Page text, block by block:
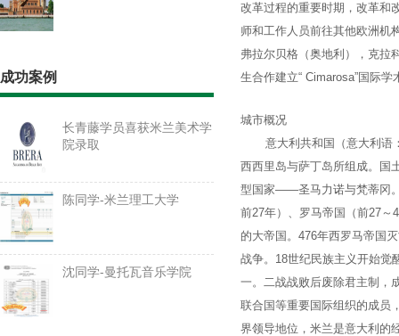
成功案例
长青藤学员喜获米兰美术学
院录取
陈同学-米兰理工大学
沈同学-曼托瓦音乐学院
改革过程的重要时期，改革和
师和工作人员前往其他欧洲机
弗拉尔贝格（奥地利），克拉
生合作建立“ Cimarosa”国际
城市概况
意大利共和国（意大利语：
西西里岛与萨丁岛所组成。国
型国家——圣马力诺与梵蒂冈
前27年）、罗马帝国（前27～
的大帝国。476年西罗马帝国
战争。18世纪民族主义开始觉
一。二战战败后废除君主制，
联合国等重要国际组织的成员
界领导地位，米兰是意大利的